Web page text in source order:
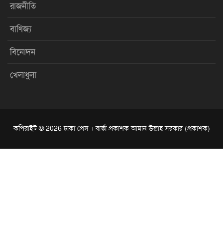
রাজনীতি
বাণিজ্য
বিনোদন
খেলাধুলা
কপিরাইট © 2026 ঢাকা প্রেস । বার্তা প্রকাশক আমান উল্লাহ সরকার (প্রকাশক)